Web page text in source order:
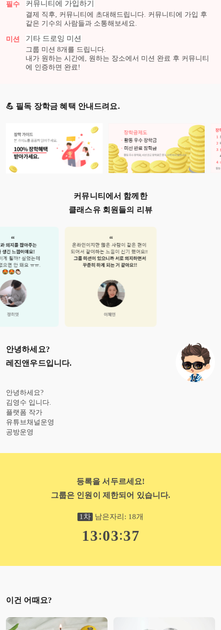
필수 커뮤니티에 가입하기
결제 직후, 커뮤니티에 초대해드립니다. 커뮤니티에 가입 후
같은 기수의 사람들과 소통해보세요.
미션 기타 드로잉 미션
그룹 미션 8개를 드립니다.
내가 원하는 시간에, 원하는 장소에서 미션 완료 후 커뮤니티
에 인증하면 완료!
💪 필독 장학금 혜택 안내드려요.
커뮤니티에서 함께한
클래스유 회원들의 리뷰
안녕하세요?
레진앤우드입니다.
안녕하세요?
김영수 입니다.
플랫폼 작가
유튜브채널운영
공방운영
등록을 서두르세요!
그룹은 인원이 제한되어 있습니다.
1차 남은자리: 18개
13:03:36
이건 어때요?